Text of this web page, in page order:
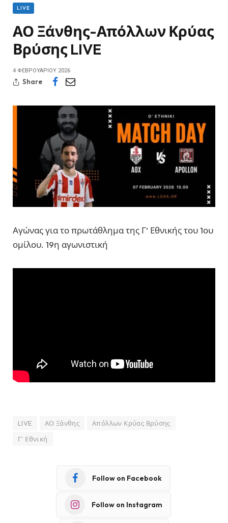
LIVE
ΑΟ Ξάνθης-Απόλλων Κρύας
Βρύσης LIVE
4 ΦΕΒΡΟΥΑΡΊΟΥ 2026
Share
Αγώνας για το πρωτάθλημα της Γ’ Εθνικής του 1ου
ομίλου. 19η αγωνιστική
LIVE ΑΟ Ξάνθης
Απόλλων Κρύας Βρύσης
Γ' Εθνική
Follow on Facebook
Follow on Instagram